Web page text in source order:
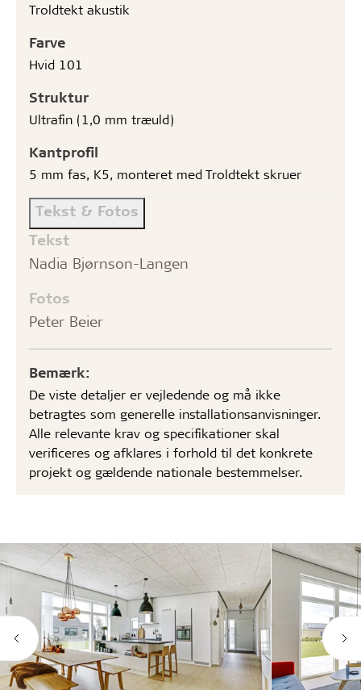
Troldtekt akustik
Farve
Hvid 101
Struktur
Ultrafin (1,0 mm træuld)
Kantprofil
5 mm fas, K5, monteret med Troldtekt skruer
Tekst & Fotos
Tekst
Nadia Bjørnson-Langen
Fotos
Peter Beier
Bemærk:
De viste detaljer er vejledende og må ikke
betragtes som generelle installationsanvisninger.
Alle relevante krav og specifikationer skal
verificeres og afklares i forhold til det konkrete
projekt og gældende nationale bestemmelser.